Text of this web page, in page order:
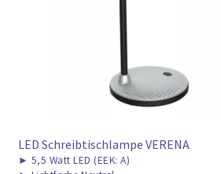
► VERSANDARTEN
LED Schreibtischlampe VERENA
► 5,5 Watt LED (EEK: A)